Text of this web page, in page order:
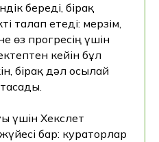
береді, бірақ
талап етеді: мерзім,
өз прогресің үшін
кейін бұл
бірақ дәл осылай
үшін Хекслет
бар: кураторлар